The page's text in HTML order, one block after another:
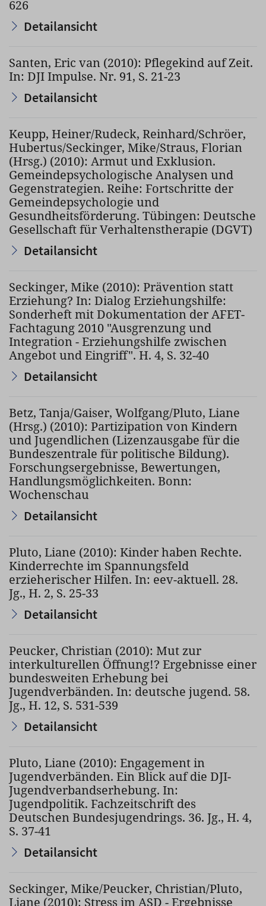
626
Detailansicht
Santen, Eric van (2010): Pflegekind auf Zeit.
In: DJI Impulse. Nr. 91, S. 21-23
Detailansicht
Keupp, Heiner/Rudeck, Reinhard/Schröer,
Hubertus/Seckinger, Mike/Straus, Florian
(Hrsg.) (2010): Armut und Exklusion.
Gemeindepsychologische Analysen und
Gegenstrategien. Reihe: Fortschritte der
Gemeindepsychologie und
Gesundheitsförderung. Tübingen: Deutsche
Gesellschaft für Verhaltenstherapie (DGVT)
Detailansicht
Seckinger, Mike (2010): Prävention statt
Erziehung? In: Dialog Erziehungshilfe:
Sonderheft mit Dokumentation der AFET-
Fachtagung 2010 "Ausgrenzung und
Integration - Erziehungshilfe zwischen
Angebot und Eingriff". H. 4, S. 32-40
Detailansicht
Betz, Tanja/Gaiser, Wolfgang/Pluto, Liane
(Hrsg.) (2010): Partizipation von Kindern
und Jugendlichen (Lizenzausgabe für die
Bundeszentrale für politische Bildung).
Forschungsergebnisse, Bewertungen,
Handlungsmöglichkeiten. Bonn:
Wochenschau
Detailansicht
Pluto, Liane (2010): Kinder haben Rechte.
Kinderrechte im Spannungsfeld
erzieherischer Hilfen. In: eev-aktuell. 28.
Jg., H. 2, S. 25-33
Detailansicht
Peucker, Christian (2010): Mut zur
interkulturellen Öffnung!? Ergebnisse einer
bundesweiten Erhebung bei
Jugendverbänden. In: deutsche jugend. 58.
Jg., H. 12, S. 531-539
Detailansicht
Pluto, Liane (2010): Engagement in
Jugendverbänden. Ein Blick auf die DJI-
Jugendverbandserhebung. In:
Jugendpolitik. Fachzeitschrift des
Deutschen Bundesjugendrings. 36. Jg., H. 4,
S. 37-41
Detailansicht
Seckinger, Mike/Peucker, Christian/Pluto,
Liane (2010): Stress im ASD - Ergebnisse